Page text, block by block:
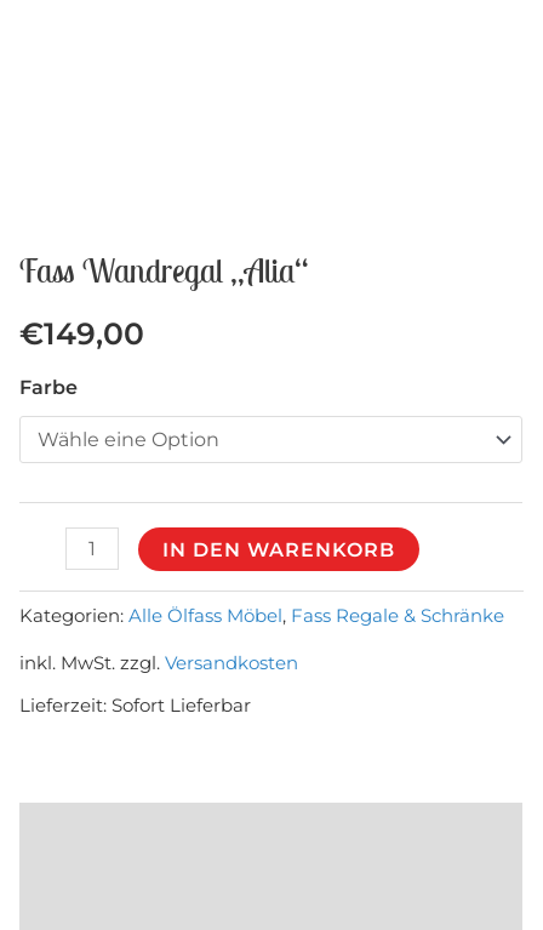
Fass Wandregal „Alia“
€149,00
Farbe
"Alia"
Menge
IN DEN WARENKORB
Kategorien:Alle Ölfass Möbel , Fass Regale & Schränke
inkl. MwSt. zzgl.Versandkosten
Lieferzeit:Sofort Lieferbar